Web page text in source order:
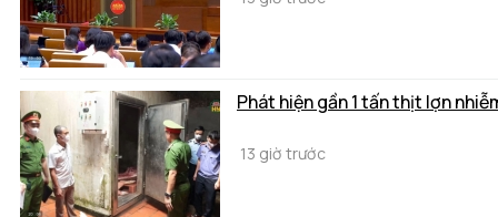
Phát hiện gần 1 tấn thịt lợn
13 giờ trước